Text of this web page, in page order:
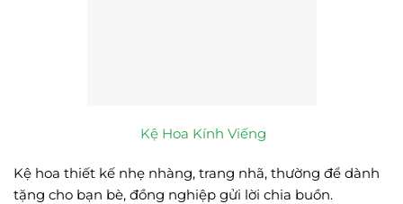
Kệ Hoa Kính Viếng
Kệ hoa thiết kế nhẹ nhàng, trang nhã, thường để dành
tặng cho bạn bè, đồng nghiệp gửi lời chia buồn.